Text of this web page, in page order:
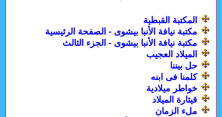
المكتبة القبطية
مكتبة نيافة الأنبا بيشوى - الصفحة الرئيسية
مكتبة نيافة الأنبا بيشوى - الجزء الثالث
الميلاد العجيب
حل بيننا
كلمنا فى ابنه
خواطر ميلادية
قيثارة الميلاد
ملء الزمان